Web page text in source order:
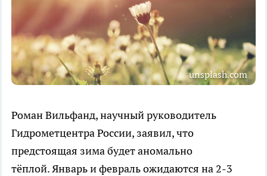
unsplash.com
Роман Вильфанд, научный руководитель
Гидрометцентра России, заявил, что
предстоящая зима будет аномально
тёплой. Январь и февраль ожидаются на 2-3